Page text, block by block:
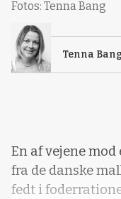
Fotos: Tenna Bang
Tenna Bang
En af vejene
fra de danske
fedt i